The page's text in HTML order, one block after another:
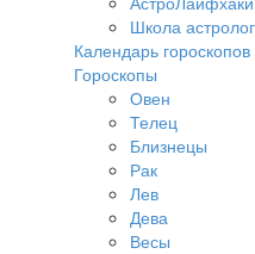
Школа
Календарь гороскопов
Гороскопы
Овен
Телец
Близнецы
Рак
Лев
Дева
Весы